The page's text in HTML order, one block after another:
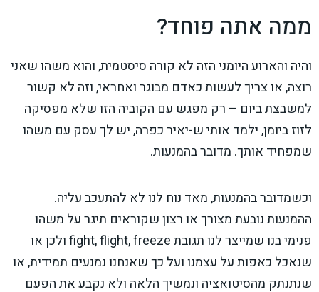
ממה אתה פוחד?
והיה והארוע היומני הזה לא קורה סיסטמית, והוא משהו שאני
רוצה, או צריך לעשות כאדם מבוגר ואחראי, וזה לא קשור
למשבצת ביום – רק מפגש עם הקוביה הזו שלא מפסיקה
לזוז ביומן, ילמד אותי ש-יאיר כפרה, יש לך עסק עם משהו
שמפחיד אותך. מדובר בהמנעות.
וכשמדובר בהמנעות, מאד נוח לנו לא להתעכב עליה.
ההמנעות נובעת מצורך או רצון שקוראים תיגר על משהו
פנימי בנו שמייצר לנו תגובת fight, flight, freeze ולכן או
שנאכל כאפות על עצמנו ועל כך שאנחנו נמנעים תמידית, או
שנתנתק מהסיטואציה ונמשיך הלאה ולא נקבע את הפעם